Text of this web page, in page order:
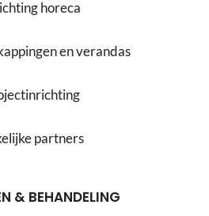
horeca
en verandas
partners
& BEHANDELING